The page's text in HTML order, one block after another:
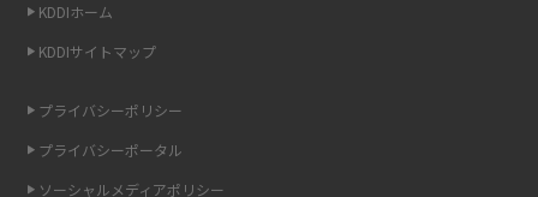
2014年9月(9)
2014年8月(7)
2014年7月(9)
2014年6月(7)
2014年5月(7)
を解説
6Gとはどんな通信技術？Beyond 5Gや実用化の課題などを解説
KDDIホーム
KDDIサイトマップ
プライバシーポリシー
プライバシーポータル
ソーシャルメディアポリシー